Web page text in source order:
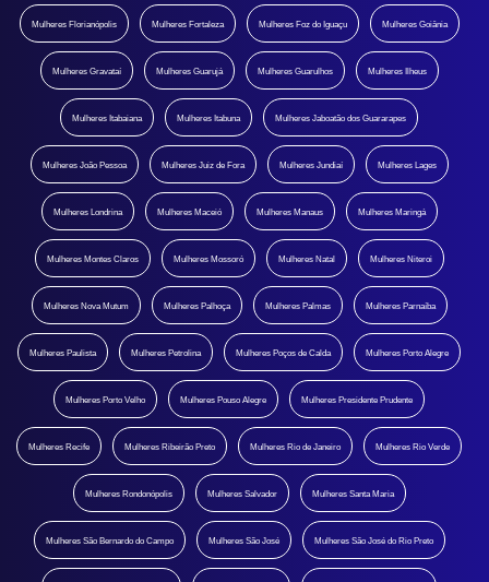
Mulheres Florianópolis Mulheres Fortaleza Mulheres Foz do Iguaçu Mulheres Goiânia
Mulheres Gravataí Mulheres Guarujá Mulheres Guarulhos Mulheres Ilheus
Mulheres Itabaiana Mulheres Itabuna Mulheres Jaboatão dos Guararapes
Mulheres João Pessoa Mulheres Juiz de Fora Mulheres Jundiaí Mulheres Lages
Mulheres Londrina Mulheres Maceió Mulheres Manaus Mulheres Maringá
Mulheres Montes Claros Mulheres Mossoró Mulheres Natal Mulheres Niteroi
Mulheres Nova Mutum Mulheres Palhoça Mulheres Palmas Mulheres Parnaíba
Mulheres Paulista Mulheres Petrolina Mulheres Poços de Calda Mulheres Porto Alegre
Mulheres Porto Velho Mulheres Pouso Alegre Mulheres Presidente Prudente
Mulheres Recife Mulheres Ribeirão Preto Mulheres Rio de Janeiro Mulheres Rio Verde
Mulheres Rondonópolis Mulheres Salvador Mulheres Santa Maria
Mulheres São Bernardo do Campo Mulheres São José Mulheres São José do Rio Preto